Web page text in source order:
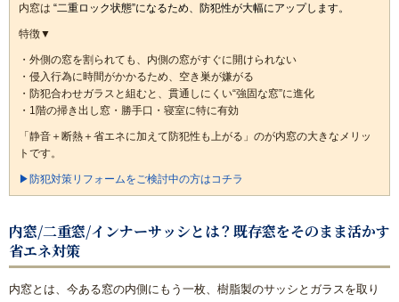
内窓は “二重ロック状態”になるため、防犯性が大幅にアップします。
特徴▼
・外側の窓を割られても、内側の窓がすぐに開けられない
・侵入行為に時間がかかるため、空き巣が嫌がる
・防犯合わせガラスと組むと、貫通しにくい“強固な窓”に進化
・1階の掃き出し窓・勝手口・寝室に特に有効
「静音＋断熱＋省エネに加えて防犯性も上がる」のが内窓の大きなメリッ
トです。
▶防犯対策リフォームをご検討中の方はコチラ
内窓/二重窓/インナーサッシとは？既存窓をそのまま活かす
省エネ対策
内窓とは、今ある窓の内側にもう一枚、樹脂製のサッシとガラスを取り